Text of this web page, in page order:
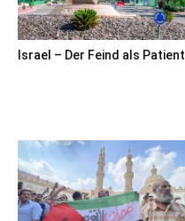
Israel – Der Feind als Patient